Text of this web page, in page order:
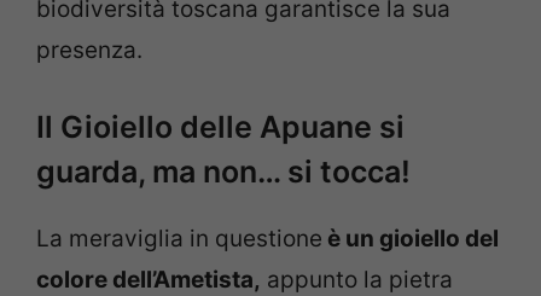
biodiversità toscana garantisce la sua
presenza.
Il Gioiello delle Apuane si
guarda, ma non… si tocca!
La meraviglia in questione è un gioiello del
colore dell’Ametista, appunto la pietra